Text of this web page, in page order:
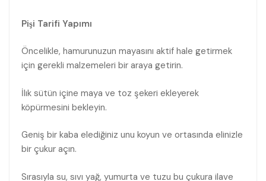
Pişi Tarifi Yapımı
Öncelikle, hamurunuzun mayasını aktif hale getirmek
için gerekli malzemeleri bir araya getirin.
İlık sütün içine maya ve toz şekeri ekleyerek
köpürmesini bekleyin.
Geniş bir kaba elediğiniz unu koyun ve ortasında elinizle
bir çukur açın.
Sırasıyla su, sıvı yağ, yumurta ve tuzu bu çukura ilave